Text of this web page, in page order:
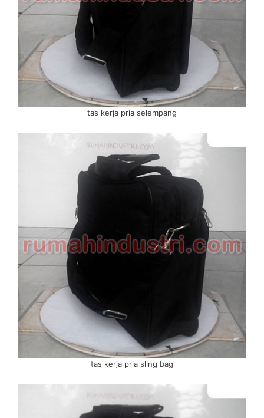
tas kerja pria selempang
tas kerja pria sling bag